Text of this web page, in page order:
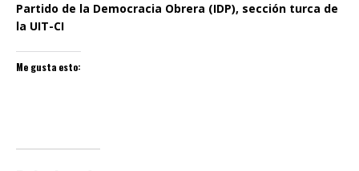
Partido de la Democracia Obrera (IDP), sección turca de
la UIT-CI
Me gusta esto: